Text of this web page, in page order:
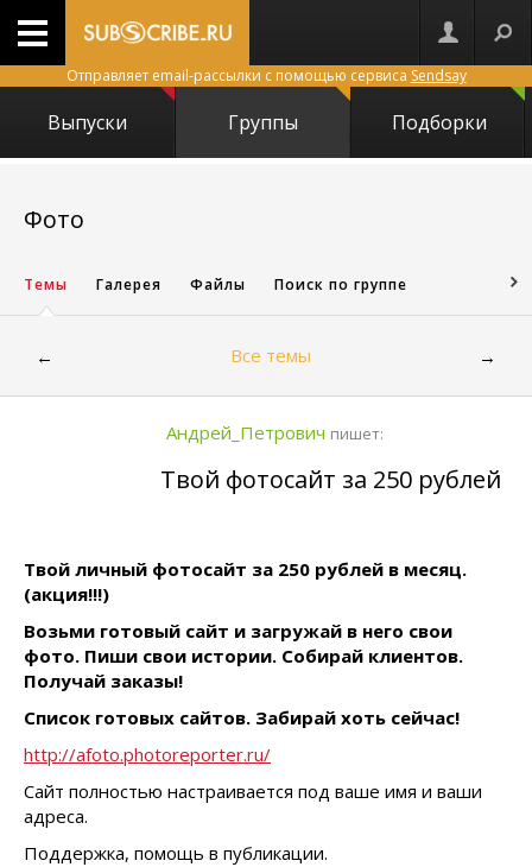
Отправляет email-рассылки с помощью сервиса Sendsay
Выпуски Группы Подборки
Фото
Темы Галерея Файлы Поиск по группе
← Все темы →
Андрей_Петрович пишет:
Твой фотосайт за 250 рублей
Твой личный фотосайт за 250 рублей в месяц.
(акция!!!)
Возьми готовый сайт и загружай в него свои
фото. Пиши свои истории. Собирай клиентов.
Получай заказы!
Список готовых сайтов. Забирай хоть сейчас!
http://afoto.photoreporter.ru/
Сайт полностью настраивается под ваше имя и ваши
адреса.
Поддержка, помощь в публикации.